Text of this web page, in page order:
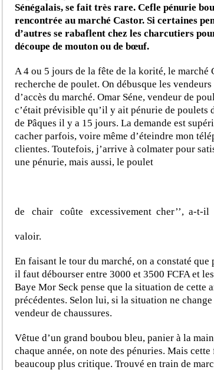
Sénégalais, se fait très rare. Cefle pénurie
rencontrée au marché Castor. Si certaines
d’autres se rabaflent chez les charcutiers
découpe de mouton ou de bœuf.
A 4 ou 5 jours de la fête de la korité, le marché
recherche de poulet. On débusque les
d’accès du marché. Omar Séne, vendeur de
c’était prévisible qu’il y ait pénurie de poulets
de Pâques il y a 15 jours. La demande est
cacher parfois, voire même d’éteindre mon
clientes. Toutefois, j’arrive à colmater pour
une pénurie, mais aussi, le poulet
de chair coûte excessivement cher’’, a-t-il
valoir.
En faisant le tour du marché, on a constaté
il faut débourser entre 3000 et 3500 FCFA et
Baye Mor Seck pense que la situation de cette
précédentes. Selon lui, si la situation ne
vendeur de chaussures.
Vêtue d’un grand boubou bleu, panier à la
chaque année, on note des pénuries. Mais
beaucoup plus critique. Trouvé en train de